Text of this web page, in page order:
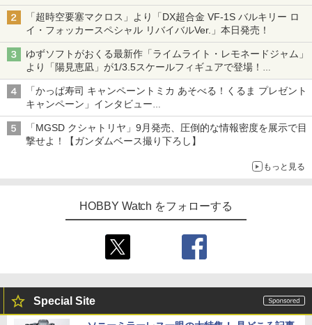
【ガンダムベース撮り下ろし】
「超時空要塞マクロス」より「DX超合金 VF-1S バルキリー ロ
イ・フォッカースペシャル リバイバルVer.」本日発売！
ゆずソフトがおくる最新作「ライムライト・レモネードジャム」
より「陽見恵凪」が1/3.5スケールフィギュアで登場！
メガネ姿も表現できるオプションパーツが付属
「かっぱ寿司 キャンペーントミカ あそべる！くるま プレゼント
キャンペーン」インタビュー
子どもが楽しめるかっぱ寿司ならではの体験とコラボの楽しさを
追求
「MGSD クシャトリヤ」9月発売、圧倒的な情報密度を展示で目
撃せよ！【ガンダムベース撮り下ろし】
もっと見る
HOBBY Watch をフォローする
Special Site